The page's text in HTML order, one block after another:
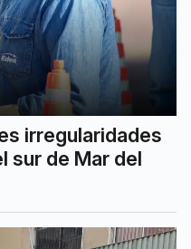
irregularidades
sur de Mar del